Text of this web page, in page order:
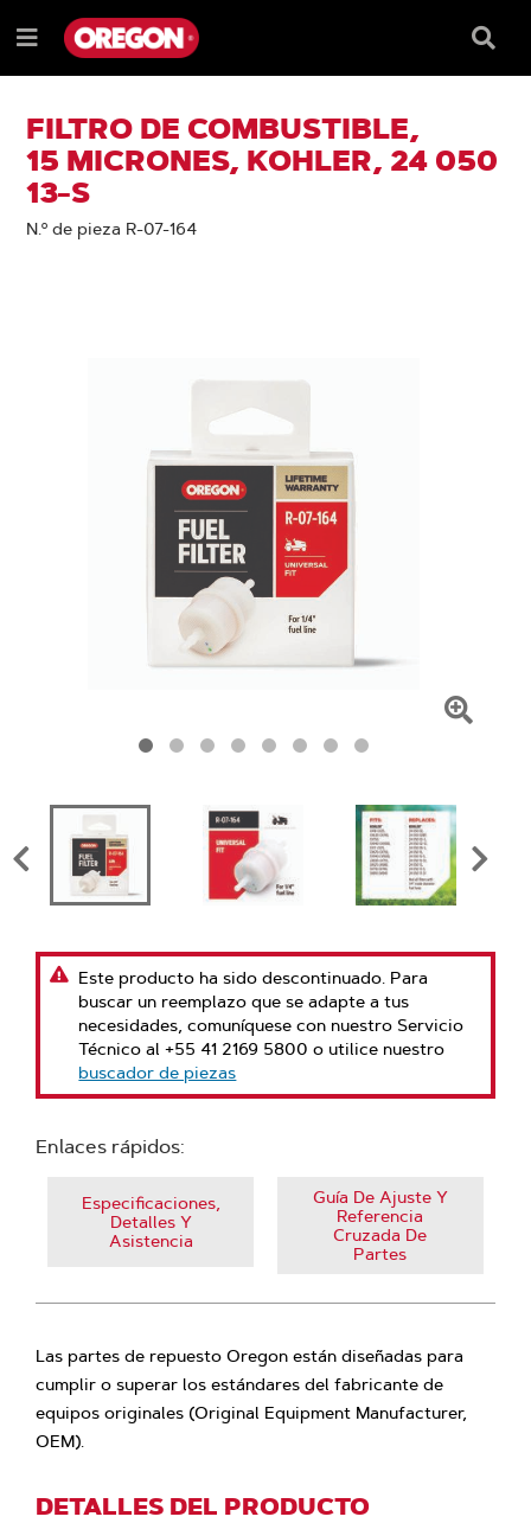
AL
CONTENIDO
AL
DE
Menú
de
FILTRO DE COMBUSTIBLE,
15 MICRONES, KOHLER, 24 050
13-S
N.º de pieza R-07-164
para
la
Este producto ha sido descontinuado. Para
buscar un reemplazo que se adapte a tus
necesidades, comuníquese con nuestro Servicio
Técnico al +55 41 2169 5800 o utilice nuestro
buscador de piezas
Enlaces rápidos:
Especificaciones,
Detalles Y
Asistencia
Guía De Ajuste Y
Referencia
Cruzada De
Partes
Las partes de repuesto Oregon están diseñadas para
cumplir o superar los estándares del fabricante de
equipos originales (Original Equipment Manufacturer,
OEM).
DETALLES DEL PRODUCTO